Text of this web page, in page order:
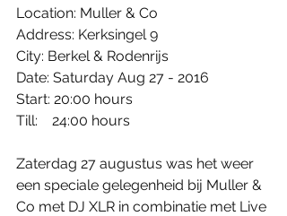
Location: Muller & Co
Address: Kerksingel 9
City: Berkel & Rodenrijs
Date: Saturday Aug 27 - 2016
Start: 20:00 hours
Till:    24:00 hours
Zaterdag 27 augustus was het weer
een speciale gelegenheid bij Muller &
Co met DJ XLR in combinatie met Live